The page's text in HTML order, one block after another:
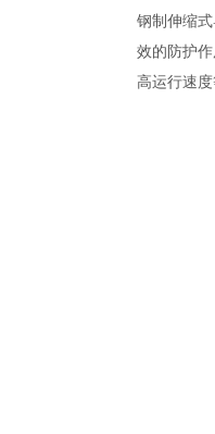
钢制伸缩
效的防护
高运行速